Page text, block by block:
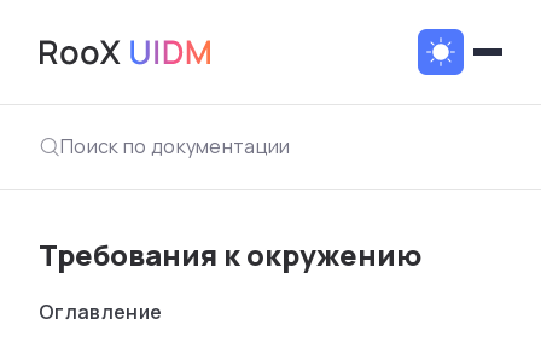
Поиск по документации
Требования к окружению
Оглавление